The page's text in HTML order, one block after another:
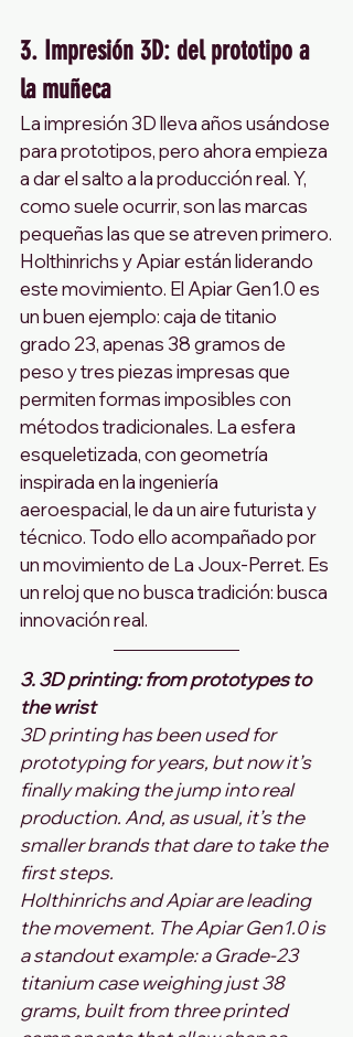
3. Impresión 3D: del prototipo a
la muñeca
La impresión 3D lleva años usándose
para prototipos, pero ahora empieza
a dar el salto a la producción real. Y,
como suele ocurrir, son las marcas
pequeñas las que se atreven primero.
Holthinrichs y Apiar están liderando
este movimiento. El Apiar Gen1.0 es
un buen ejemplo: caja de titanio
grado 23, apenas 38 gramos de
peso y tres piezas impresas que
permiten formas imposibles con
métodos tradicionales. La esfera
esqueletizada, con geometría
inspirada en la ingeniería
aeroespacial, le da un aire futurista y
técnico. Todo ello acompañado por
un movimiento de La Joux‑Perret. Es
un reloj que no busca tradición: busca
innovación real.
3. 3D printing: from prototypes to
the wrist
3D printing has been used for
prototyping for years, but now it’s
finally making the jump into real
production. And, as usual, it’s the
smaller brands that dare to take the
first steps.
Holthinrichs and Apiar are leading
the movement. The Apiar Gen1.0 is
a standout example: a Grade‑23
titanium case weighing just 38
grams, built from three printed